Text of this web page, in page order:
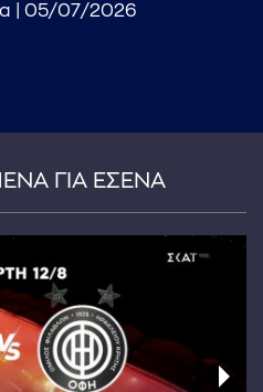
| 05/07/2026
ΓΙΑ ΕΣΕΝΑ